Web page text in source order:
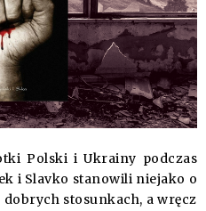
Polski i Ukrainy podczas
i Slavko stanowili niejako o
stosunkach, a wręcz